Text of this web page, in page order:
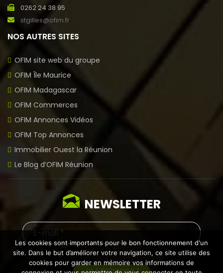
0262 24 38 95
stgilles@ofim.fr
NOS AUTRES SITES
OFIM site web du groupe
OFIM Île Maurice
OFIM Madagascar
OFIM Commerces
OFIM Annonces Vidéos
OFIM Top Annonces
Immobilier Ouest la Réunion
Le Blog d’OFIM Réunion
NEWSLETTER
Les cookies sont importants pour le bon fonctionnement d'un
site. Dans le but d’améliorer votre navigation, ce site utilise des
cookies pour garder en mémoire vos informations de